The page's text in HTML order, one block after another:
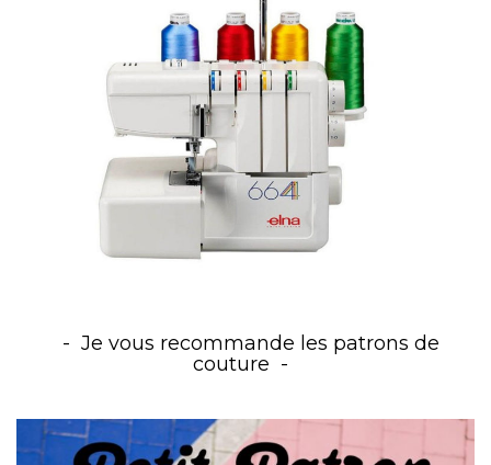
Je vous recommande les patrons de
couture